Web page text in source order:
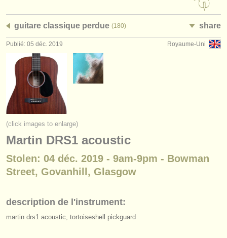
jobs - administration
degree courses
stages/ cours
concours/prix
instruments à vendre
instruments volés
annuaires:
orchestres et l'opéra
conservatoires
orchestres de jeunes
guitare classique perdue (180) share
Royaume-Uni
Publié: 05 déc. 2019
(click images to enlarge)
Martin DRS1 acoustic
Stolen: 04 déc. 2019 - 9am-9pm - Bowman
Street, Govanhill, Glasgow
description de l'instrument:
martin drs1 acoustic, tortoiseshell pickguard